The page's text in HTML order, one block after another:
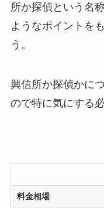
所か探偵という名
ようなポイントを
う。
興信所か探偵かに
ので特に気にする
料金相場